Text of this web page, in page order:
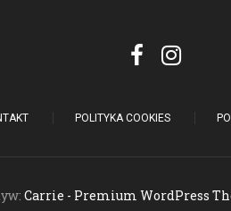
POLITYKA COOKIES
Carrie - Premium WordPress